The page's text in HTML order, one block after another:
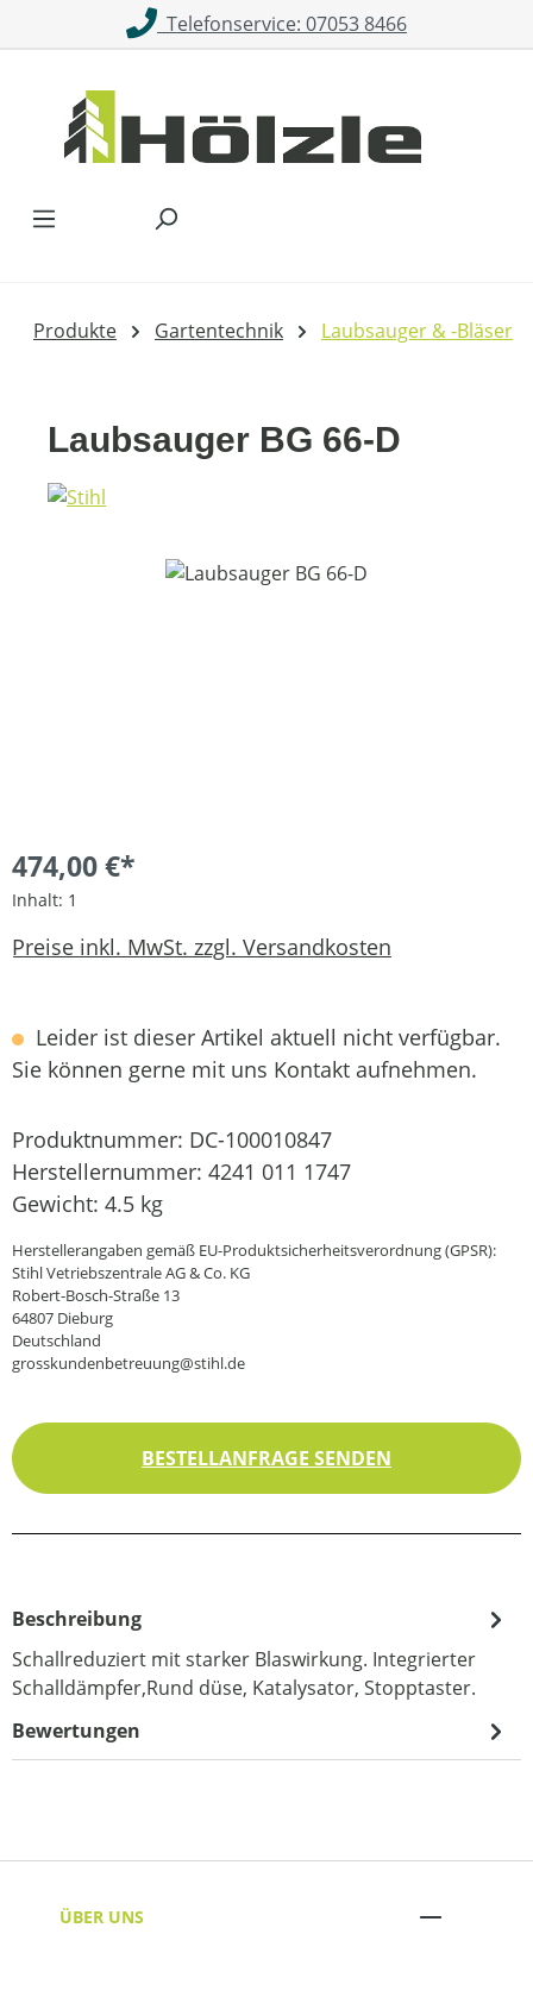
Zum Hauptinhalt springenTelefonservice: 07053 8466
Produkte Gartentechnik Laubsauger & -Bläser
Laubsauger BG 66-D
Bildergalerie überspringen
474,00 €*
Inhalt: 1
Preise inkl. MwSt. zzgl. Versandkosten
Leider ist dieser Artikel aktuell nicht verfügbar.
Sie können gerne mit uns Kontakt aufnehmen.
Produktnummer: DC-100010847
Herstellernummer: 4241 011 1747
Gewicht: 4.5 kg
Herstellerangaben gemäß EU-Produktsicherheitsverordnung (GPSR):
Stihl Vetriebszentrale AG & Co. KG
Robert-Bosch-Straße 13
64807 Dieburg
Deutschland
grosskundenbetreuung@stihl.de
BESTELLANFRAGE SENDEN
Beschreibung
Schallreduziert mit starker Blaswirkung. Integrierter
Schalldämpfer,Rund düse, Katalysator, Stopptaster.
Bewertungen
ÜBER UNS